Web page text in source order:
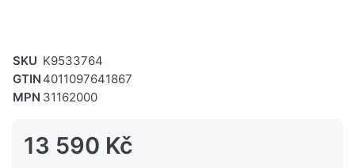
SKU K9533764
GTIN 4011097641867
MPN 31162000
13 590 Kč